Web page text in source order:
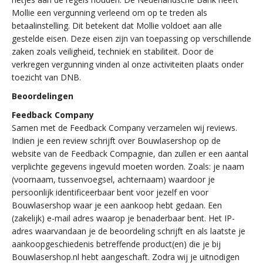
Mollie een vergunning verleend om op te treden als
betaalinstelling. Dit betekent dat Mollie voldoet aan alle
gestelde eisen. Deze eisen zijn van toepassing op verschillende
zaken zoals veiligheid, techniek en stabiliteit. Door de
verkregen vergunning vinden al onze activiteiten plaats onder
toezicht van DNB.
Beoordelingen
Feedback Company
Samen met de Feedback Company verzamelen wij reviews.
Indien je een review schrijft over Bouwlasershop op de
website van de Feedback Compagnie, dan zullen er een aantal
verplichte gegevens ingevuld moeten worden. Zoals: je naam
(voornaam, tussenvoegsel, achternaam) waardoor je
persoonlijk identificeerbaar bent voor jezelf en voor
Bouwlasershop waar je een aankoop hebt gedaan. Een
(zakelijk) e-mail adres waarop je benaderbaar bent. Het IP-
adres waarvandaan je de beoordeling schrijft en als laatste je
aankoopgeschiedenis betreffende product(en) die je bij
Bouwlasershop.nl hebt aangeschaft. Zodra wij je uitnodigen